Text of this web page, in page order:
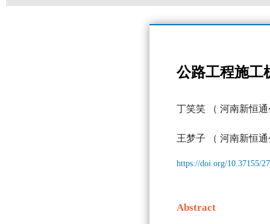
公路工程施工
丁笑笑 （ 河南新恒
王梦子 （ 河南新恒
https://doi.org/10.37155/
Abstract